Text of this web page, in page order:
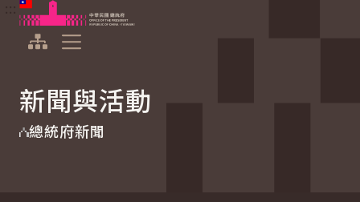
跳到主要內容
中華民國總統府
新聞與活動
總統府新聞